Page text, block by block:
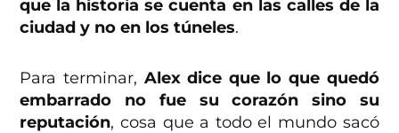
que la historia se cuenta en las calles de la
ciudad y no en los túneles.
Para terminar, Alex dice que lo que quedó
embarrado no fue su corazón sino su
reputación, cosa que a todo el mundo sacó